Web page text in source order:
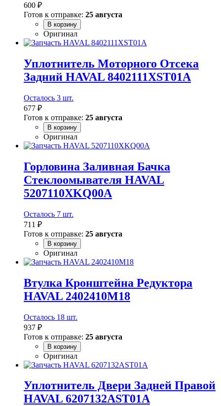
600 ₽
Готов к отправке: 25 августа
В корзину
Оригинал
Уплотнитель Моторного Отсека
Задний HAVAL 8402111XST01A
Осталось 3 шт.
677 ₽
Готов к отправке: 25 августа
В корзину
Оригинал
Горловина Заливная Бачка
Стеклоомывателя HAVAL
5207110XKQ00A
Осталось 7 шт.
711 ₽
Готов к отправке: 25 августа
В корзину
Оригинал
Втулка Кронштейна Редуктора
HAVAL 2402410M18
Осталось 18 шт.
937 ₽
Готов к отправке: 25 августа
В корзину
Оригинал
Уплотнитель Двери Задней Правой
HAVAL 6207132AST01A